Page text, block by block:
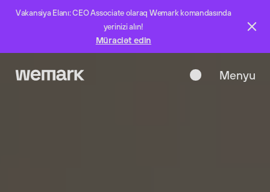
Vakansiya Elanı: CEO Associate olaraq Wemark komandasında
yerinizi alın!
Müraciət edin
Menyu